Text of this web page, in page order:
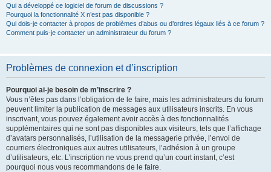
Qui a développé ce logiciel de forum de discussions ?
Pourquoi la fonctionnalité X n’est pas disponible ?
Qui dois-je contacter à propos de problèmes d’abus ou d’ordres légaux liés à ce forum ?
Comment puis-je contacter un administrateur du forum ?
Problèmes de connexion et d’inscription
Pourquoi ai-je besoin de m’inscrire ?
Vous n’êtes pas dans l’obligation de le faire, mais les administrateurs du forum
peuvent limiter la publication de messages aux utilisateurs inscrits. En vous
inscrivant, vous pouvez également avoir accès à des fonctionnalités
supplémentaires qui ne sont pas disponibles aux visiteurs, tels que l’affichage
d’avatars personnalisés, l’utilisation de la messagerie privée, l’envoi de
courriers électroniques aux autres utilisateurs, l’adhésion à un groupe
d’utilisateurs, etc. L’inscription ne vous prend qu’un court instant, c’est
pourquoi nous vous recommandons de le faire.